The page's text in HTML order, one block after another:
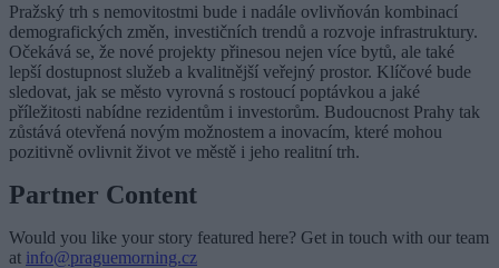
Pražský trh s nemovitostmi bude i nadále ovlivňován kombinací
demografických změn, investičních trendů a rozvoje infrastruktury.
Očekává se, že nové projekty přinesou nejen více bytů, ale také
lepší dostupnost služeb a kvalitnější veřejný prostor. Klíčové bude
sledovat, jak se město vyrovná s rostoucí poptávkou a jaké
příležitosti nabídne rezidentům i investorům. Budoucnost Prahy tak
zůstává otevřená novým možnostem a inovacím, které mohou
pozitivně ovlivnit život ve městě i jeho realitní trh.
Partner Content
Would you like your story featured here? Get in touch with our team
at info@praguemorning.cz